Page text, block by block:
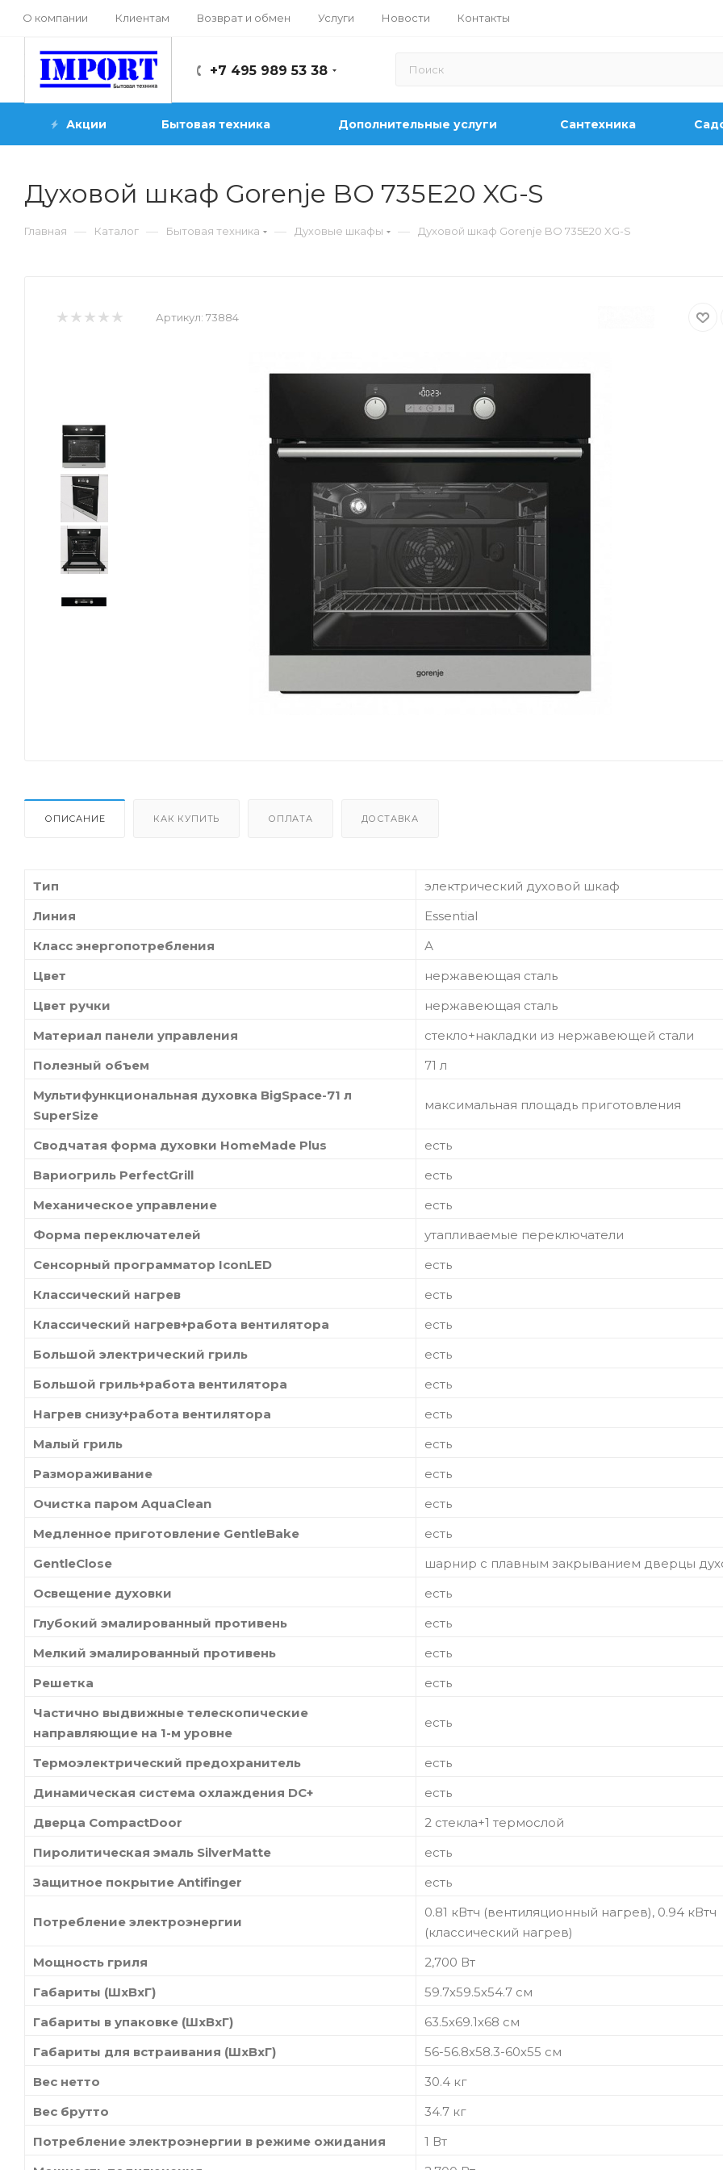
О компании Клиентам Возврат и обмен Услуги Новости Контакты
+7 495 989 53 38
Акции Бытовая техника Дополнительные услуги Сантехника
Духовой шкаф Gorenje BO 735E20 XG-S
Главная — Каталог — Бытовая техника — Духовые шкафы — Духовой шкаф Gorenje BO 735E20 XG-S
Артикул: 73884
ОПИСАНИЕ КАК КУПИТЬ ОПЛАТА ДОСТАВКА
Тип
электрический духовой шкаф
Линия
Essential
Класс энергопотребления
А
Цвет
нержавеющая сталь
Цвет ручки
нержавеющая сталь
Материал панели управления
стекло+накладки из нержавеющей стали
Полезный объем
71 л
Мультифункциональная духовка BigSpace-71 л
SuperSize
максимальная площадь приготовления
Сводчатая форма духовки HomeMade Plus
есть
Вариогриль PerfectGrill
есть
Механическое управление
есть
Форма переключателей
утапливаемые переключатели
Сенсорный программатор IconLED
есть
Классический нагрев
есть
Классический нагрев+работа вентилятора
есть
Большой электрический гриль
есть
Большой гриль+работа вентилятора
есть
Нагрев снизу+работа вентилятора
есть
Малый гриль
есть
Размораживание
есть
Очистка паром AquaClean
есть
Медленное приготовление GentleBake
есть
GentleClose
шарнир с плавным закрыванием дверцы
Освещение духовки
есть
Глубокий эмалированный противень
есть
Мелкий эмалированный противень
есть
Решетка
есть
Частично выдвижные телескопические
направляющие на 1-м уровне
есть
Термоэлектрический предохранитель
есть
Динамическая система охлаждения DC+
есть
Дверца CompactDoor
2 стекла+1 термослой
Пиролитическая эмаль SilverMatte
есть
Защитное покрытие Antifinger
есть
Потребление электроэнергии
0.81 кВтч (вентиляционный нагрев), 0.94 кВтч
(классический нагрев)
Мощность гриля
2,700 Вт
Габариты (ШхВхГ)
59.7х59.5х54.7 см
Габариты в упаковке (ШхВхГ)
63.5х69.1х68 см
Габариты для встраивания (ШхВхГ)
56-56.8х58.3-60х55 см
Вес нетто
30.4 кг
Вес брутто
34.7 кг
Потребление электроэнергии в режиме ожидания
1 Вт